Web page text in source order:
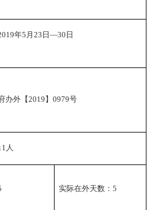
年5 月23 日—30 日
办外【2019 】0979号
人
实际在外天数 ：5